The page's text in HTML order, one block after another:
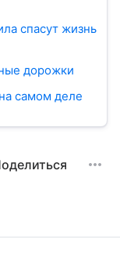
спасут жизнь
дорожки
самом деле